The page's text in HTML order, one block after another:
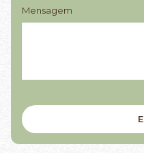
Mensagem